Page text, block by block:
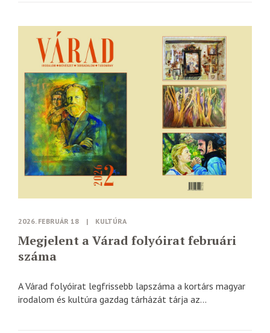
2026. FEBRUÁR 18 | KULTÚRA
Megjelent a Várad folyóirat februári
száma
A Várad folyóirat legfrissebb lapszáma a kortárs magyar
irodalom és kultúra gazdag tárházát tárja az...